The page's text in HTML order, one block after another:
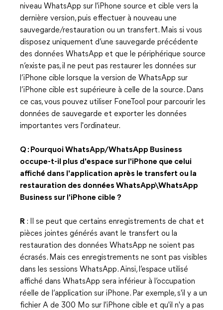
niveau WhatsApp sur l'iPhone source et cible vers la
dernière version, puis effectuer à nouveau une
sauvegarde/restauration ou un transfert. Mais si vous
disposez uniquement d’une sauvegarde précédente
des données WhatsApp et que le périphérique source
n’existe pas, il ne peut pas restaurer les données sur
l’iPhone cible lorsque la version de WhatsApp sur
l’iPhone cible est supérieure à celle de la source. Dans
ce cas, vous pouvez utiliser FoneTool pour parcourir les
données de sauvegarde et exporter les données
importantes vers l'ordinateur.
Q : Pourquoi WhatsApp/WhatsApp Business
occupe-t-il plus d'espace sur l'iPhone que celui
affiché dans l'application après le transfert ou la
restauration des données WhatsApp\WhatsApp
Business sur l'iPhone cible ?
R : Il se peut que certains enregistrements de chat et
pièces jointes générés avant le transfert ou la
restauration des données WhatsApp ne soient pas
écrasés. Mais ces enregistrements ne sont pas visibles
dans les sessions WhatsApp. Ainsi, l’espace utilisé
affiché dans WhatsApp sera inférieur à l’occupation
réelle de l’application sur iPhone. Par exemple, s'il y a un
fichier A de 300 Mo sur l'iPhone cible et qu'il n'y a pas